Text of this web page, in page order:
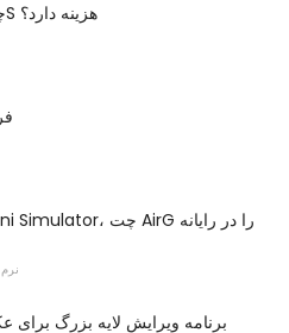
چقدر آیفون 4S هزینه دارد؟